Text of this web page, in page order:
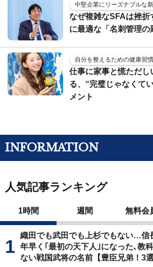
中堅企業にリーズナブルな
なぜ複雑なSFAは挫折
に最適な「名刺管理
自分を整えるための健康習慣
仕事に家事と慌ただし
る、“完璧じゃなくて
メント
INFORMATION
人気記事ランキング
1時間 週間 無料会
織田でも武田でも上杉でもない…信
年早く｢最初の天下人｣になった､教
ない戦国武将の名前【豊臣兄弟！3選